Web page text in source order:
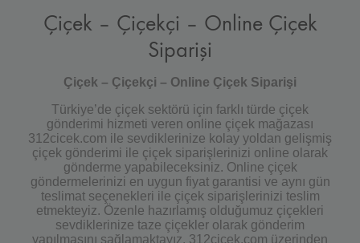
Çiçek – Çiçekçi – Online Çiçek
Siparişi
Çiçek – Çiçekçi – Online Çiçek Siparişi
Türkiye’de çiçek sektörü için farklı türde çiçek
gönderimi hizmeti veren online çiçek mağazası
312cicek.com ile sevdiklerinize kolay yoldan gelişmiş
çiçek gönderimi ile çiçek siparişlerinizi online olarak
gönderme yapabileceksiniz. Online çiçek
göndermelerinizi en uygun fiyat garantisi ve aynı gün
teslimat seçenekleri ile çiçek siparişlerinizi teslim
etmekteyiz. Özenle hazırlamış olduğumuz çiçekleri
sevdiklerinize taze çiçekler olarak gönderim
yapılmasını sağlamaktayız. 312cicek.com üzerinden